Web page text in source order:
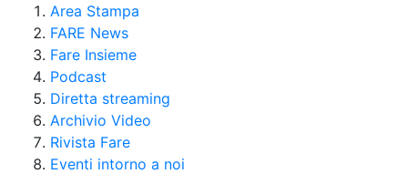
Area Stampa
FARE News
Fare Insieme
Podcast
Diretta streaming
Archivio Video
Rivista Fare
Eventi intorno a noi